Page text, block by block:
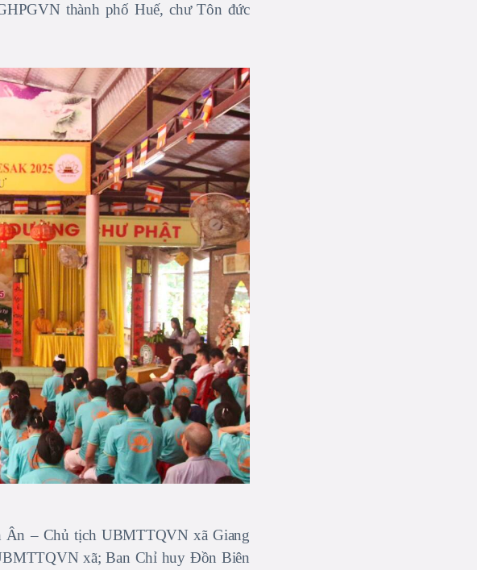
thành phố Huế, chư Tôn đức
Ân – Chủ tịch UBMTTQVN xã Giang
xã; Ban Chỉ huy Đồn Biên